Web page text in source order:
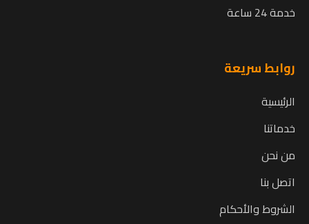
خدمة 24 ساعة
روابط سريعة
الرئيسية
خدماتنا
من نحن
اتصل بنا
الشروط والأحكام